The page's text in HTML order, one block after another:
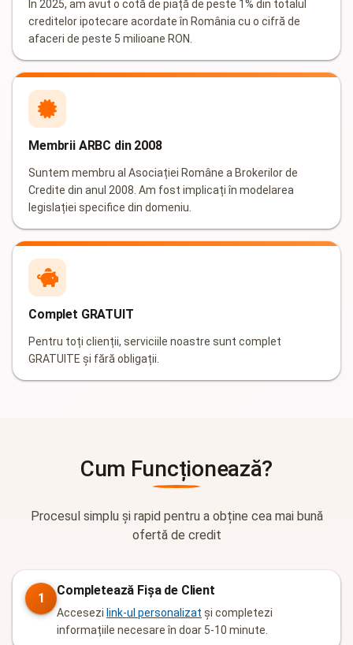
În 2025, am avut o cotă de piață de peste 1% din totalul
creditelor ipotecare acordate în România cu o cifră de
afaceri de peste 5 milioane RON.
Membrii ARBC din 2008
Suntem membru al Asociației Române a Brokerilor de
Credite din anul 2008. Am fost implicați în modelarea
legislației specifice din domeniu.
Complet GRATUIT
Pentru toți clienții, serviciile noastre sunt complet
GRATUITE și fără obligații.
Cum Funcționează?
Procesul simplu și rapid pentru a obține cea mai bună
ofertă de credit
1
Completează Fișa de Client
Accesezi link-ul personalizat și completezi
informațiile necesare în doar 5-10 minute.